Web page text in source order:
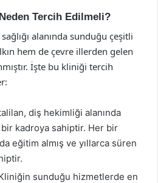
Tercih Edilmeli?
alanında sunduğu çeşitli
hem de çevre illerden gelen
İşte bu kliniği tercih
diş hekimliği alanında
kadroya sahiptir. Her bir
eğitim almış ve yıllarca süren
sunduğu hizmetlerde en